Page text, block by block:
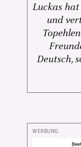
Luckas
und
Deutsch,